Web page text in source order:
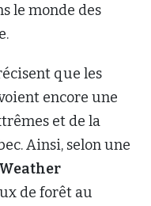
le monde des
que les
encore une
et de la
Ainsi, selon une
de forêt au